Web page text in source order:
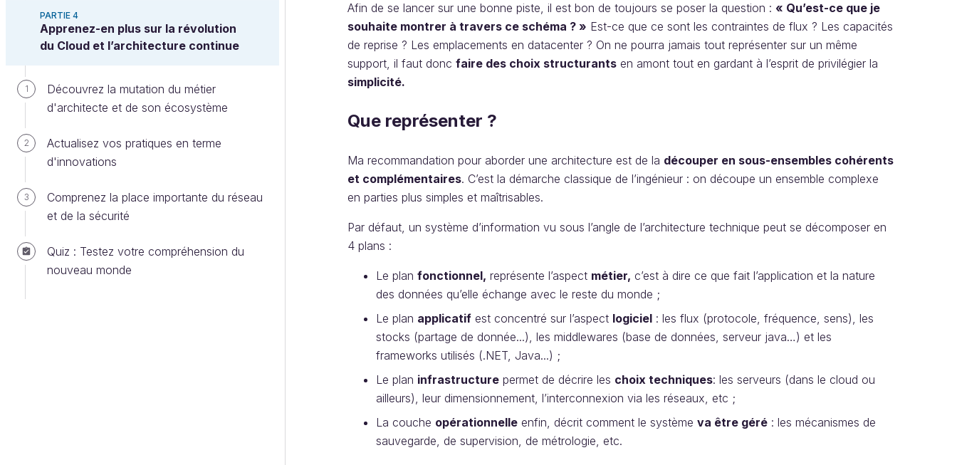
PARTIE 4
Apprenez-en plus sur la révolution
du Cloud et l’architecture continue
1
Découvrez la mutation du métier
d'architecte et de son écosystème
2
Actualisez vos pratiques en terme
d'innovations
3
Comprenez la place importante du réseau
et de la sécurité
Quiz : Testez votre compréhension du
nouveau monde
Afin de se lancer sur une bonne piste, il est bon de toujours se poser la question : « Qu’est-ce que je
souhaite montrer à travers ce schéma ? » Est-ce que ce sont les contraintes de flux ? Les capacités
de reprise ? Les emplacements en datacenter ? On ne pourra jamais tout représenter sur un même
support, il faut donc faire des choix structurants en amont tout en gardant à l’esprit de privilégier la
simplicité.
Que représenter ?
Ma recommandation pour aborder une architecture est de la découper en sous-ensembles cohérents
et complémentaires. C’est la démarche classique de l’ingénieur : on découpe un ensemble complexe
en parties plus simples et maîtrisables.
Par défaut, un système d’information vu sous l’angle de l’architecture technique peut se décomposer en
4 plans :
Le plan fonctionnel, représente l’aspect métier, c’est à dire ce que fait l’application et la nature
des données qu’elle échange avec le reste du monde ;
Le plan applicatif est concentré sur l’aspect logiciel : les flux (protocole, fréquence, sens), les
stocks (partage de donnée...), les middlewares (base de données, serveur java…) et les
frameworks utilisés (.NET, Java...) ;
Le plan infrastructure permet de décrire les choix techniques: les serveurs (dans le cloud ou
ailleurs), leur dimensionnement, l’interconnexion via les réseaux, etc ;
La couche opérationnelle enfin, décrit comment le système va être géré : les mécanismes de
sauvegarde, de supervision, de métrologie, etc.